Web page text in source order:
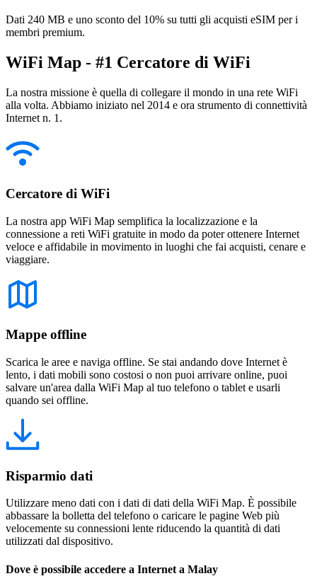
Dati 240 MB e uno sconto del 10% su tutti gli acquisti eSIM per i
membri premium.
WiFi Map - #1 Cercatore di WiFi
La nostra missione è quella di collegare il mondo in una rete WiFi
alla volta. Abbiamo iniziato nel 2014 e ora strumento di connettività
Internet n. 1.
Cercatore di WiFi
La nostra app WiFi Map semplifica la localizzazione e la
connessione a reti WiFi gratuite in modo da poter ottenere Internet
veloce e affidabile in movimento in luoghi che fai acquisti, cenare e
viaggiare.
Mappe offline
Scarica le aree e naviga offline. Se stai andando dove Internet è
lento, i dati mobili sono costosi o non puoi arrivare online, puoi
salvare un'area dalla WiFi Map al tuo telefono o tablet e usarli
quando sei offline.
Risparmio dati
Utilizzare meno dati con i dati di dati della WiFi Map. È possibile
abbassare la bolletta del telefono o caricare le pagine Web più
velocemente su connessioni lente riducendo la quantità di dati
utilizzati dal dispositivo.
Dove è possibile accedere a Internet a Malay